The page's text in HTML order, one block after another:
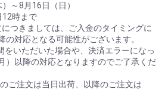
～8月16日（日）
12時まで
つきましては、ご入金のタイミングに
の対応となる可能性がございます。
をいただいた場合や、決済エラーになっ
）以降の対応となりますのでご了承くだ
ご注文は当日出荷、以降のご注文は